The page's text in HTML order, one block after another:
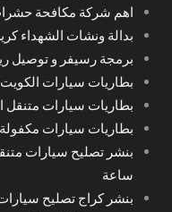
اهم شركة مكافحة
بدالة ونشات الشهداء
برمجة رسيفر و توصيل ريموت 24 ساعة في
بطاريات سيارات الكويت52227338
بطاريات سيارات
بطاريات سيارات
ساعة
بنشر كراج تصليح